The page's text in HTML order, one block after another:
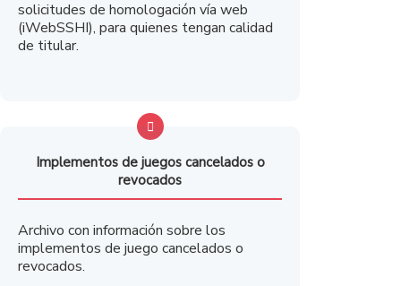
solicitudes de homologación vía web
(iWebSSHI), para quienes tengan calidad
de titular.
Implementos de juegos cancelados o
revocados
Archivo con información sobre los
implementos de juego cancelados o
revocados.